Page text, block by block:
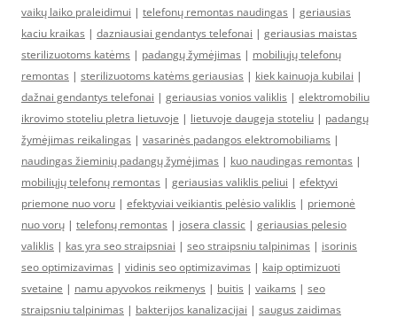
vaikų laiko praleidimui | telefonų remontas naudingas | geriausias
kaciu kraikas | dazniausiai gendantys telefonai | geriausias maistas
sterilizuotoms katėms | padangų žymėjimas | mobiliųjų telefonų
remontas | sterilizuotoms katėms geriausias | kiek kainuoja kubilai |
dažnai gendantys telefonai | geriausias vonios valiklis | elektromobiliu
ikrovimo stoteliu pletra lietuvoje | lietuvoje daugeja stoteliu | padangų
žymėjimas reikalingas | vasarinės padangos elektromobiliams |
naudingas žieminių padangų žymėjimas | kuo naudingas remontas |
mobiliųjų telefonų remontas | geriausias valiklis peliui | efektyvi
priemone nuo voru | efektyviai veikiantis pelėsio valiklis | priemonė
nuo vorų | telefonų remontas | josera classic | geriausias pelesio
valiklis | kas yra seo straipsniai | seo straipsniu talpinimas | isorinis
seo optimizavimas | vidinis seo optimizavimas | kaip optimizuoti
svetaine | namu apyvokos reikmenys | buitis | vaikams | seo
straipsniu talpinimas | bakterijos kanalizacijai | saugus zaidimas